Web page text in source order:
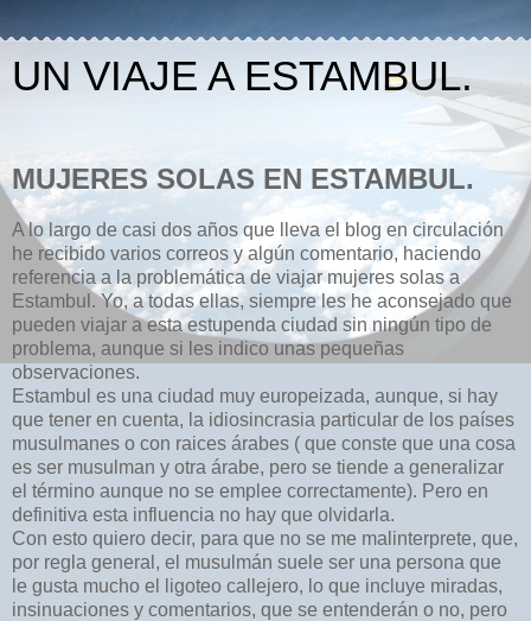
UN VIAJE A ESTAMBUL.
MUJERES SOLAS EN ESTAMBUL.
A lo largo de casi dos años que lleva el blog en circulación
he recibido varios correos y algún comentario, haciendo
referencia a la problemática de viajar mujeres solas a
Estambul. Yo, a todas ellas, siempre les he aconsejado que
pueden viajar a esta estupenda ciudad sin ningún tipo de
problema, aunque si les indico unas pequeñas
observaciones.
Estambul es una ciudad muy europeizada, aunque, si hay
que tener en cuenta, la idiosincrasia particular de los países
musulmanes o con raices árabes ( que conste que una cosa
es ser musulman y otra árabe, pero se tiende a generalizar
el término aunque no se emplee correctamente). Pero en
definitiva esta influencia no hay que olvidarla.
Con esto quiero decir, para que no se me malinterprete, que,
por regla general, el musulmán suele ser una persona que
le gusta mucho el ligoteo callejero, lo que incluye miradas,
insinuaciones y comentarios, que se entenderán o no, pero